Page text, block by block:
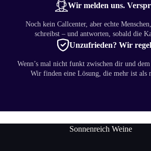
Wir melden uns.
Noch kein Callcenter, aber echte
schreibst – und antworten, sobald die
Unzufrieden? Wir
Wenn’s mal nicht funkt zwischen dir und
Wir finden eine Lösung, die mehr ist als
Sonnenreich Weine